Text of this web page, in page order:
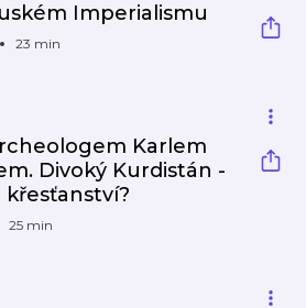
Imperialismu
23 min
Karlem
Divoký Kurdistán -
křesťanství?
25 min